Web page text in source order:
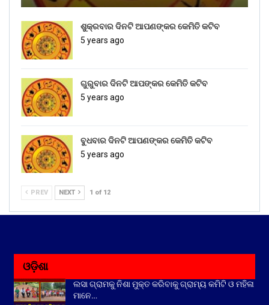
ଶୁକ୍ରବାର ଦିନଟି ଆପଣଙ୍କର କେମିତି କଟିବ
5 years ago
ଗୁରୁବାର ଦିନଟି ଆପଙ୍କର କେମିତି କଟିବ
5 years ago
ବୁଧବାର ଦିନଟି ଆପଣଙ୍କର କେମିତି କଟିବ
5 years ago
PREV NEXT 1 of 12
ଓଡ଼ିଶା
ଲସା ଗ୍ରାମକୁ ନିଶା ମୁକ୍ତ କରିବାକୁ ଗ୍ରାମ୍ୟ କମିଟି ଓ ମହିଳା
ମାନେ…